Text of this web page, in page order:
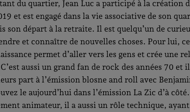
du quartier, Jean Luc a participé à la création
et est engagé dans la vie associative de son
son départ à la retraite. Il est quelqu’un de
et connaître de nouvelles choses. Pour lui,
permet d’aller vers les gens et crée une
aussi un grand fan de rock des années 70 et
part à l’émission blosne and roll avec
le aujourd’hui dans l’émission La Zic d’à côté.
animateur, il a aussi un rôle technique,